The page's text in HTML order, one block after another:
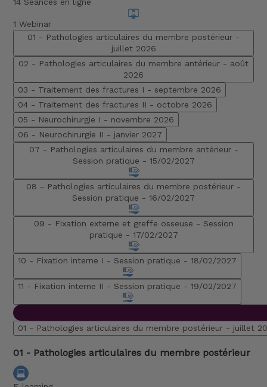
1 Webinar
01 - Pathologies articulaires du membre postérieur -
juillet 2026
02 - Pathologies articulaires du membre antérieur - août
2026
03 - Traitement des fractures I - septembre 2026
04 - Traitement des fractures II - octobre 2026
05 - Neurochirurgie I - novembre 2026
06 - Neurochirurgie II - janvier 2027
07 - Pathologies articulaires du membre antérieur -
Session pratique - 15/02/2027
08 - Pathologies articulaires du membre postérieur -
Session pratique - 16/02/2027
09 - Fixation externe et greffe osseuse - Session
pratique - 17/02/2027
10 - Fixation interne I - Session pratique -18/02/2027
11 - Fixation interne II - Session pratique -19/02/2027
01 - Pathologies articulaires du membre postérieur - juillet
01 - Pathologies articulaires du membre postérieur